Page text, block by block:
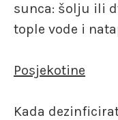
sunca: šolju ili
tople vode i
Posjekotine
Kada